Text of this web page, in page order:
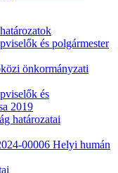
és polgármester
önkormányzati
és
2019
határozatai
00006 Helyi humán